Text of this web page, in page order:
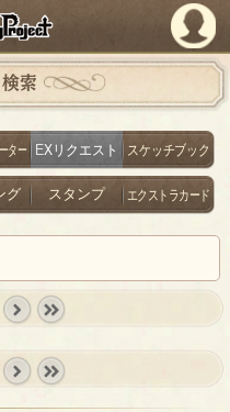
PandoraPartyProject
索
ター EXリクエスト スケッチブック
グ スタンプ エクストラカード